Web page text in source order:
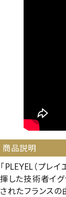
商品説明
「PLEYEL（プレ
揮した技術者イ
されたフランスの